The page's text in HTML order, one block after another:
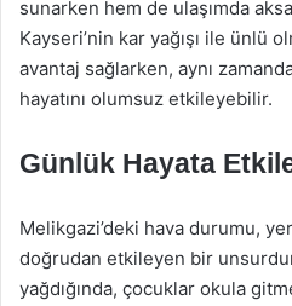
sunarken hem de ulaşımda
Kayseri’nin kar yağışı ile ünlü
avantaj sağlarken, aynı
hayatını olumsuz etkileyebilir.
Günlük Hayata
Melikgazi’deki hava durumu,
doğrudan etkileyen bir
yağdığında, çocuklar okula